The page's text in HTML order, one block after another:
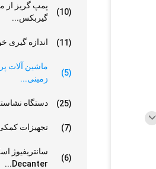
پمپ گریز از
گیربکس...
(10)
اندازه گیری (11)
ماشین آلات
زمینی...
(5)
دستگاه (25)
تجهیزات (7)
سانتریفیوژ
Decanter...
(6)